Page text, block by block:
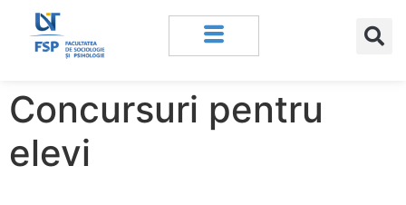
Concursuri pentru
elevi